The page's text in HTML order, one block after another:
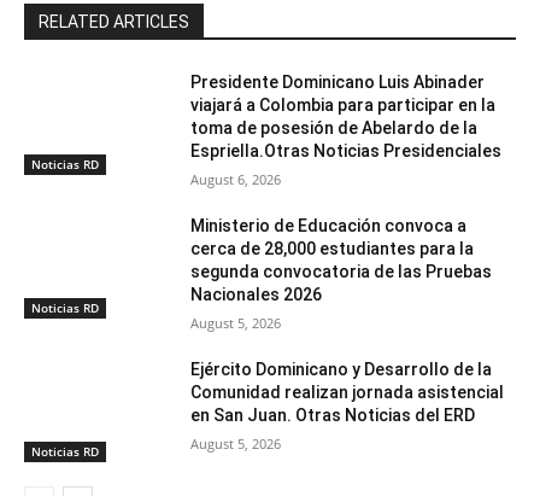
RELATED ARTICLES
Noticias RD
Presidente Dominicano Luis Abinader
viajará a Colombia para participar en la
toma de posesión de Abelardo de la
Espriella.Otras Noticias Presidenciales
August 6, 2026
Noticias RD
Ministerio de Educación convoca a
cerca de 28,000 estudiantes para la
segunda convocatoria de las Pruebas
Nacionales 2026
August 5, 2026
Noticias RD
Ejército Dominicano y Desarrollo de la
Comunidad realizan jornada asistencial
en San Juan. Otras Noticias del ERD
August 5, 2026